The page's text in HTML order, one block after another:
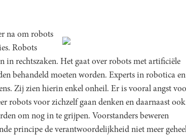
na om robots
Robots
in rechtszaken. Het gaat over robots met artificiële
behandeld moeten worden. Experts in robotica en
Zij zien hierin enkel onheil. Er is vooral angst
robots voor zichzelf gaan denken en daarnaast ook
om nog in te grijpen. Voorstanders beweren
principe de verantwoordelijkheid niet meer